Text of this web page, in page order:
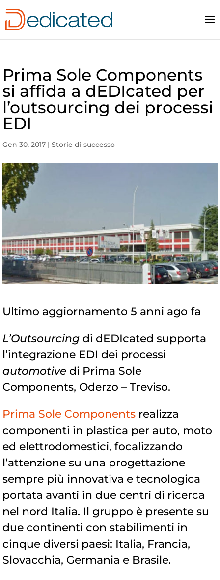
Prima Sole Components
si affida a dEDIcated per
l’outsourcing dei processi
EDI
Gen 30, 2017 | Storie di successo
Ultimo aggiornamento 5 anni ago fa
L’Outsourcing di dEDIcated supporta
l’integrazione EDI dei processi
automotive di Prima Sole
Components, Oderzo – Treviso.
Prima Sole Components realizza
componenti in plastica per auto, moto
ed elettrodomestici, focalizzando
l’attenzione su una progettazione
sempre più innovativa e tecnologica
portata avanti in due centri di ricerca
nel nord Italia. Il gruppo è presente su
due continenti con stabilimenti in
cinque diversi paesi: Italia, Francia,
Slovacchia, Germania e Brasile.